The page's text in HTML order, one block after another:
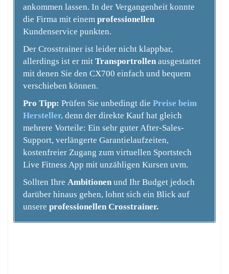
ankommen lassen. In der Vergangenheit konnte
die Firma mit einem professionellen
Kundenservice punkten.
Der Crosstrainer ist leider nicht klappbar,
allerdings ist er mit Transportrollen ausgestattet
mit denen Sie den CX700 einfach und bequem
verschieben können.
Pro Tipp: Prüfen Sie unbedingt die Preise beim
Hersteller, denn der direkte Kauf hat gleich
mehrere Vorteile: Ein sehr guter After-Sales-
Support, verlängerte Garantielaufzeiten,
kostenfreier Zugang zum virtuellen Sportstech
Live Fitness App mit unzähligen Kursen uvm.
Sollten Ihre Ambitionen und Ihr Budget jedoch
darüber hinaus gehen, lohnt sich ein Blick auf
unsere professionellen Crosstrainer.